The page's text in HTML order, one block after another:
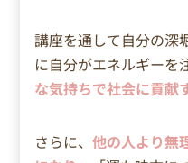
講座を通して自分の深
に自分がエネルギーを
な気持ちで社会に貢献
さらに、他の人より無